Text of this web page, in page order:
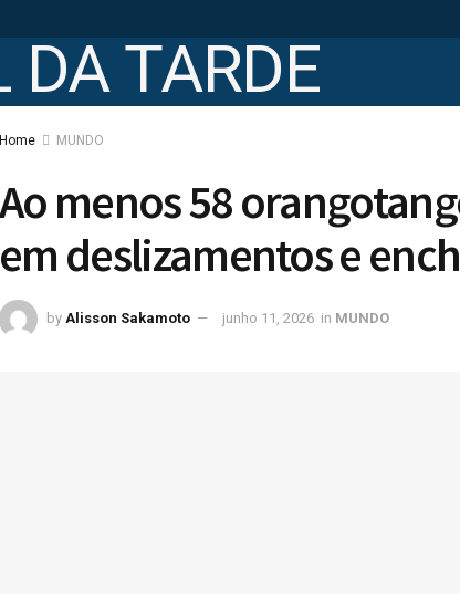
Home MUNDO
Ao menos 58
em deslizamentos e
by Alisson Sakamoto junho 11, 2026 in MUNDO